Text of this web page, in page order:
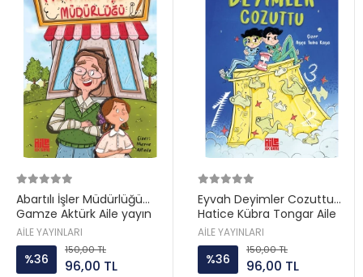
Abartılı İşler Müdürlüğü
Gamze Aktürk Aile yayın
AİLE YAYINLARI
%36
150,00 TL
96,00 TL
Eyvah Deyimler Cozuttu
Hatice Kübra Tongar Aile
yayın
AİLE YAYINLARI
%36
150,00 TL
96,00 TL